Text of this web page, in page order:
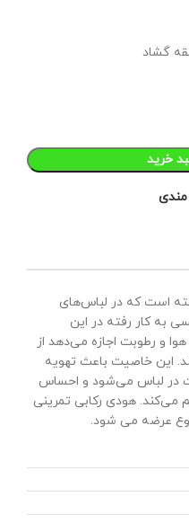
گشاد
خرید
مندی
است که در لباس‌های
به کار رفته در این
و رطوبت اجازه می‌دهد از
این خاصیت باعث تهویه
در لباس می‌شود و احساس
می‌کند. هودی رکابی تمرینی
عرضه می شود.